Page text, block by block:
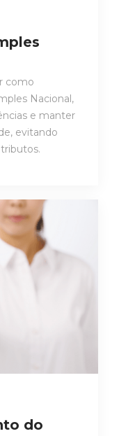
como
Nacional,
e manter
evitando
do